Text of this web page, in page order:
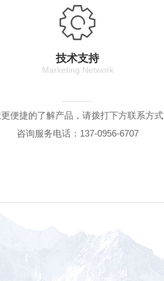
技术支持
Marketing Network
便捷的了解产品，请拨打下方联系方式
咨询服务电话：137-0956-6707